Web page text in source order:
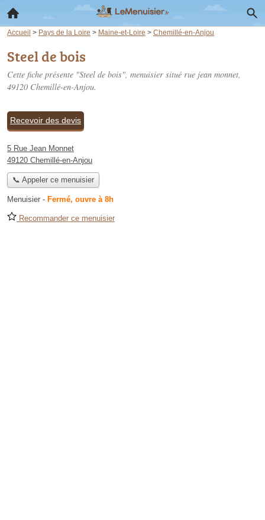
Accueil > Pays de la Loire > Maine-et-Loire > Chemillé-en-Anjou
Steel de bois
Cette fiche présente "Steel de bois", menuisier situé rue jean monnet,
49120 Chemillé-en-Anjou.
Recevoir des devis
5 Rue Jean Monnet
49120 Chemillé-en-Anjou
📞 Appeler ce menuisier
Menuisier - Fermé, ouvre à 8h
Recommander ce menuisier